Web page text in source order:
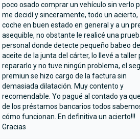
poco osado comprar un vehículo sin verlo
me decidí y sinceramente, todo un acierto,
coche en buen estado en general y a un
asequible, no obstante le realicé una
personal donde detecte pequeño babeo de
aceite de la junta del cárter, lo llevé a taller
repararlo y no tuve ningún problema, el
premiun se hizo cargo de la factura sin
demasiada dilatación. Muy contento y
recomendable. Yo pagué al contado ya
de los préstamos bancarios todos
cómo funcionan. En definitiva un acierto!!!
Gracias